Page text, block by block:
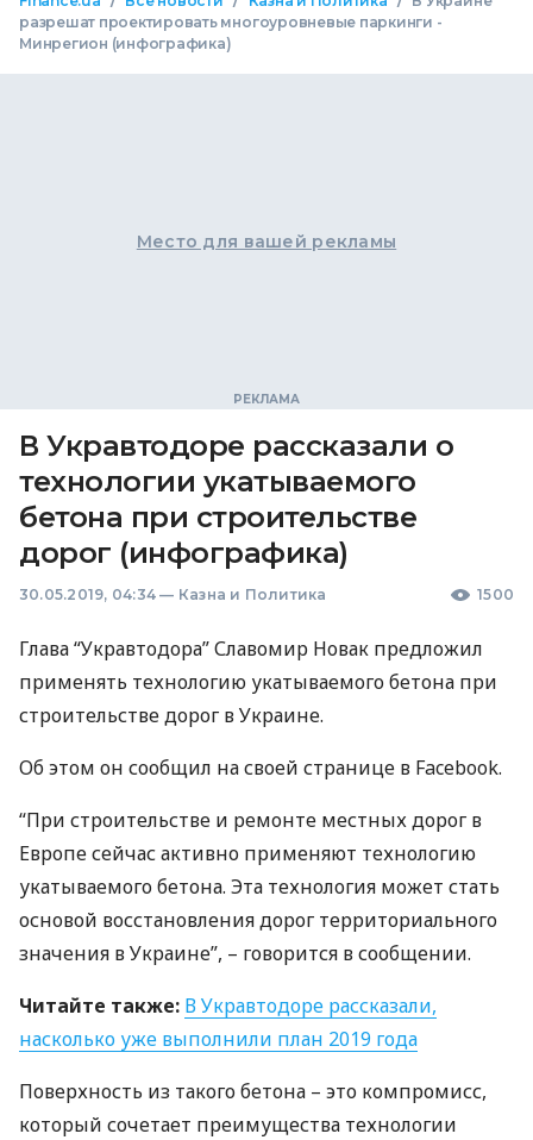
разрешат проектировать многоуровневые паркинги -
Минрегион (инфографика)
Место для вашей рекламы
В Укравтодоре рассказали о
технологии укатываемого
бетона при строительстве
дорог (инфографика)
30.05.2019, 04:34 — Казна и Политика 1500
Глава “Укравтодора” Славомир Новак предложил
применять технологию укатываемого бетона при
строительстве дорог в Украине.
Об этом он сообщил на своей странице в Facebook.
“При строительстве и ремонте местных дорог в
Европе сейчас активно применяют технологию
укатываемого бетона. Эта технология может стать
основой восстановления дорог территориального
значения в Украине”, – говорится в сообщении.
Читайте также: В Укравтодоре рассказали,
насколько уже выполнили план 2019 года
Поверхность из такого бетона – это компромисс,
который сочетает преимущества технологии